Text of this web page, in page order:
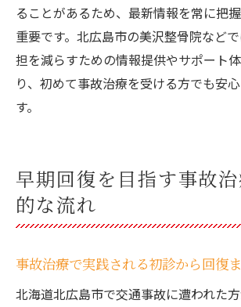
ることがあるため、最新情報を常に把
重要です。北広島市の美沢整骨院など
担を減らすための情報提供やサポート
り、初めて事故治療を受ける方でも安
す。
早期回復を目指す事故
的な流れ
事故治療で実践される初診から回復
北海道北広島市で交通事故に遭われた